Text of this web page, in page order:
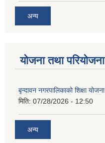
अन्य
योजना तथा परियोजना
बृन्दावन नगरपालिकाको शिक्षा योजना
मिति: 07/28/2026 - 12:50
अन्य